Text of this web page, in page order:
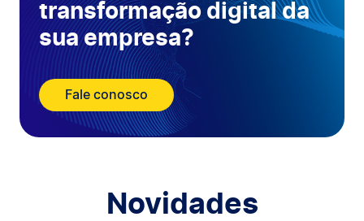
transformação digital da
sua empresa?
Fale conosco
Novidades